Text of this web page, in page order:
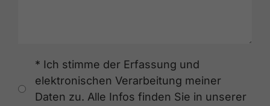
* Ich stimme der Erfassung und
elektronischen Verarbeitung meiner
Daten zu. Alle Infos finden Sie in unserer